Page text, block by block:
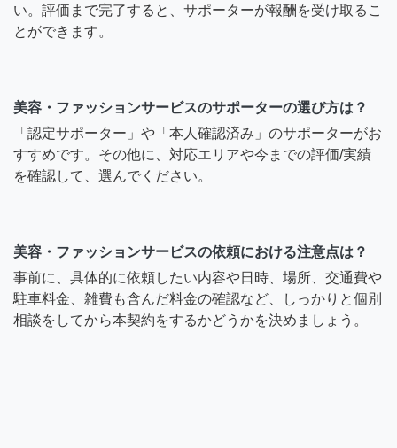
い。評価まで完了すると、サポーターが報酬を受け取るこ
とができます。
美容・ファッションサービスのサポーターの選び方は？
「認定サポーター」や「本人確認済み」のサポーターがお
すすめです。その他に、対応エリアや今までの評価/実績
を確認して、選んでください。
美容・ファッションサービスの依頼における注意点は？
事前に、具体的に依頼したい内容や日時、場所、交通費や
駐車料金、雑費も含んだ料金の確認など、しっかりと個別
相談をしてから本契約をするかどうかを決めましょう。